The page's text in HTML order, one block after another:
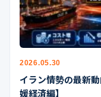
梱包資材
イラン情勢まとめ
公式ブログ
会社案内
2026.05.30
イラン情勢の最新
媛経済編】